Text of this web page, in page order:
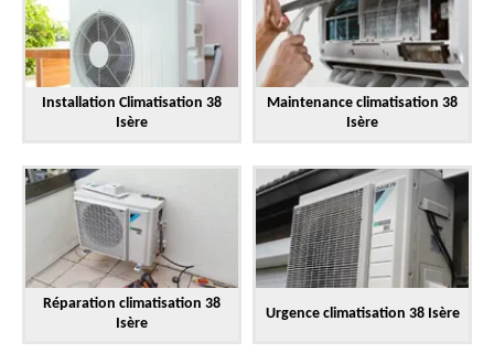
Installation Climatisation 38
Isère
Maintenance climatisation 38
Isère
Réparation climatisation 38
Isère
Urgence climatisation 38 Isère